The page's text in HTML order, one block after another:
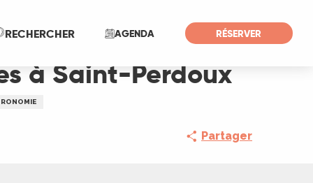
AGENDA RÉSERVER
RECHERCHERRecherche
à Saint-Perdoux
Partager